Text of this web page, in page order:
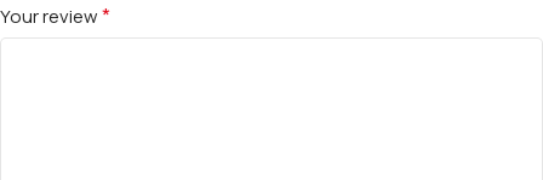
Your review*